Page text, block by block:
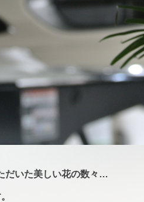
だいた美しい花の数々…